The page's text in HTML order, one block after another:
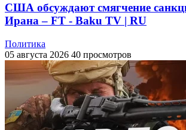
США обсуждают смягчение
Ирана – FT - Baku TV | RU
Политика
05 августа 2026 40 просмотров